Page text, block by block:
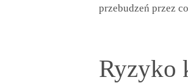
przebudzeń przez
Ryzyko